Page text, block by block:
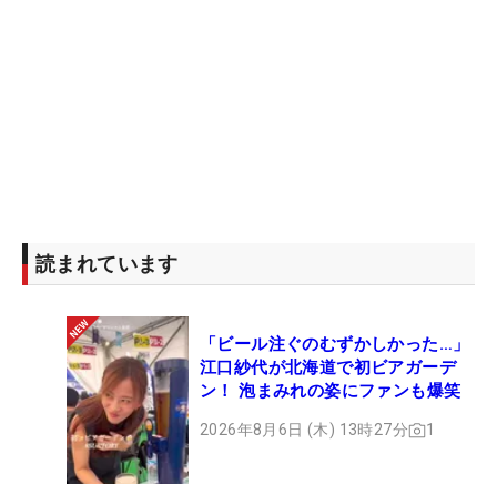
読まれています
「ビール注ぐのむずかしかった…」
江口紗代が北海道で初ビアガーデ
ン！ 泡まみれの姿にファンも爆笑
2026年8月6日 (木) 13時27分 1